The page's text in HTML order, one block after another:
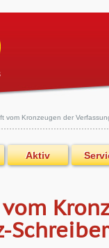
Aktiv
vom Kronzeugen der
Schreiber